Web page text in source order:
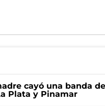
cayó una banda
Plata y Pinamar